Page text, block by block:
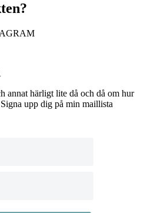
annat härligt lite då och då om hur
upp dig på min maillista